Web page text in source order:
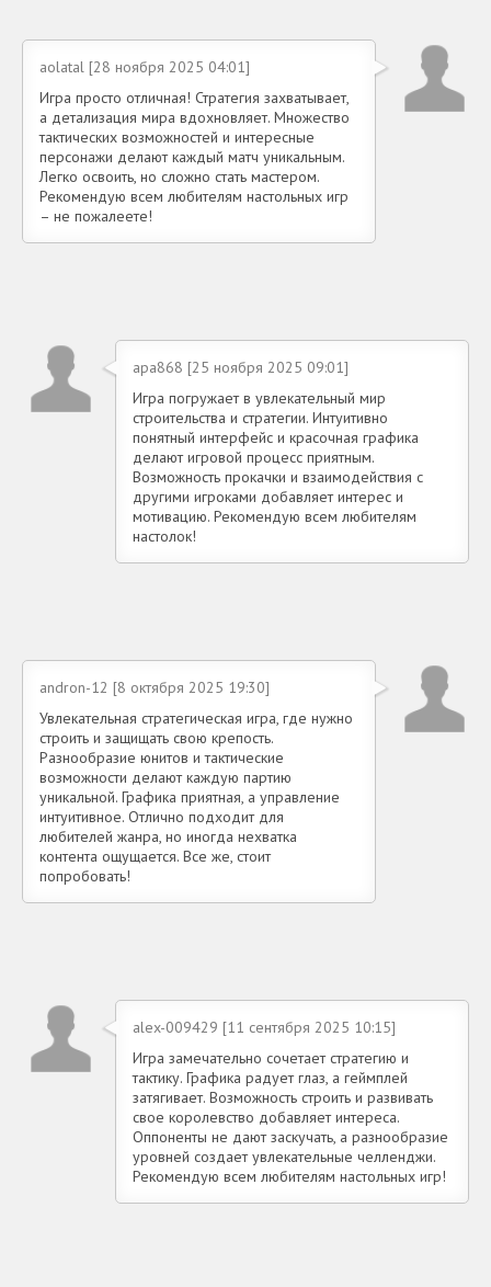
aolatal [28 ноября 2025 04:01]
Игра просто отличная! Стратегия захватывает,
а детализация мира вдохновляет. Множество
тактических возможностей и интересные
персонажи делают каждый матч уникальным.
Легко освоить, но сложно стать мастером.
Рекомендую всем любителям настольных игр
– не пожалеете!
apa868 [25 ноября 2025 09:01]
Игра погружает в увлекательный мир
строительства и стратегии. Интуитивно
понятный интерфейс и красочная графика
делают игровой процесс приятным.
Возможность прокачки и взаимодействия с
другими игроками добавляет интерес и
мотивацию. Рекомендую всем любителям
настолок!
andron-12 [8 октября 2025 19:30]
Увлекательная стратегическая игра, где нужно
строить и защищать свою крепость.
Разнообразие юнитов и тактические
возможности делают каждую партию
уникальной. Графика приятная, а управление
интуитивное. Отлично подходит для
любителей жанра, но иногда нехватка
контента ощущается. Все же, стоит
попробовать!
alex-009429 [11 сентября 2025 10:15]
Игра замечательно сочетает стратегию и
тактику. Графика радует глаз, а геймплей
затягивает. Возможность строить и развивать
свое королевство добавляет интереса.
Оппоненты не дают заскучать, а разнообразие
уровней создает увлекательные челленджи.
Рекомендую всем любителям настольных игр!